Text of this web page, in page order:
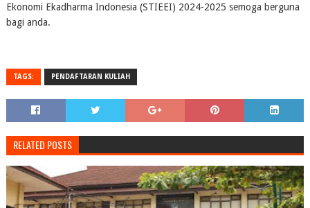
Ekonomi Ekadharma Indonesia (STIEEI) 2024-2025 semoga berguna
bagi anda.
TAGS: PENDAFTARAN KULIAH
RELATED POSTS